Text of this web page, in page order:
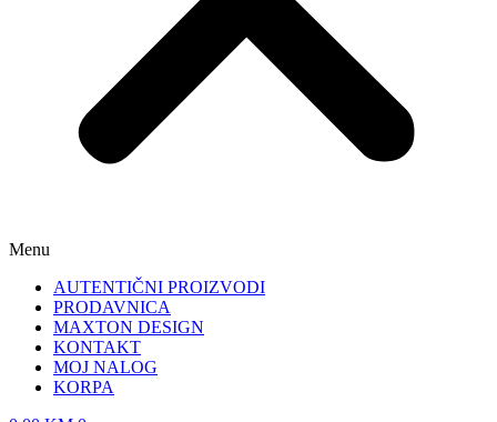
Menu
AUTENTIČNI PROIZVODI
PRODAVNICA
MAXTON DESIGN
KONTAKT
MOJ NALOG
KORPA